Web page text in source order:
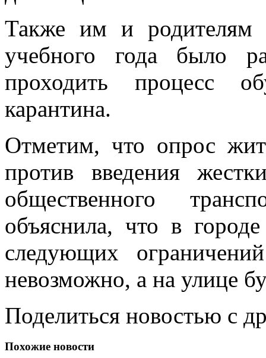
Также им и родителям
учебного года было
проходить процесс
карантина.
Отметим, что опрос
против введения
общественного
объяснила, что в
следующих
невозможно, а на улице
Поделиться новостью с
Похожие новости